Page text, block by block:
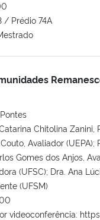
/ Prédio 74A
Chitolina Zanini,
Avaliador
Gomes dos Anjos,
(UFSC); Dra. Ana
(UFSM)
videoconferência: